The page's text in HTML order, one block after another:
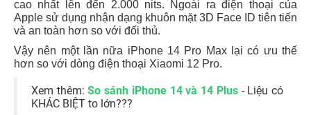
cao nhất lên đến 2.000 nits. Ngoài ra điện thoại của
Apple sử dụng nhận dạng khuôn mặt 3D Face ID tiên tiến
và an toàn hơn so với đối thủ.
Vậy nên một lần nữa iPhone 14 Pro Max lại có ưu thế
hơn so với dòng điện thoại Xiaomi 12 Pro.
Xem thêm:So sánh iPhone 14 và 14 Plus- Liệu có
KHÁC BIỆT to lớn???